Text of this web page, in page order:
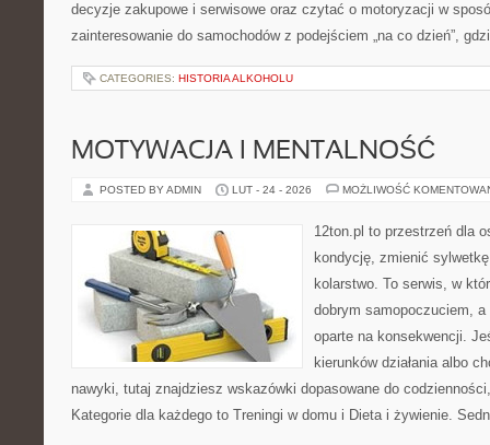
decyzje zakupowe i serwisowe oraz czytać o motoryzacji w
zainteresowanie do samochodów z podejściem „na co dzień”,
CATEGORIES: HISTORIA ALKOHOLU
MOTYWACJA I MENTALNOŚĆ
POSTED BY ADMIN LUT - 24 - 2026 MOŻLIWOŚĆ
12ton.pl to przestrzeń dla
kondycję, zmienić
kolarstwo. To serwis, w
dobrym samopoczuciem,
oparte na konsekwencji.
kierunków działania albo
nawyki, tutaj znajdziesz wskazówki dopasowane do
Kategorie dla każdego to Treningi w domu i Dieta i żywienie.